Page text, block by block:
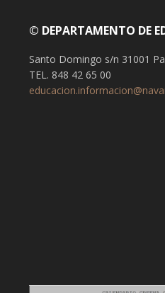
© DEPARTAMENTO DE
Santo Domingo s/n 31001
TEL. 848 42 65 00